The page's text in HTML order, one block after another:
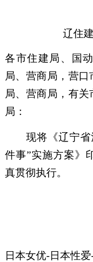
辽住
各市住建局、国
局、营商局，营
局、营商局，有
局：
现将《辽宁
件事”实施方案》
真贯彻执行。
日本女优-日本性